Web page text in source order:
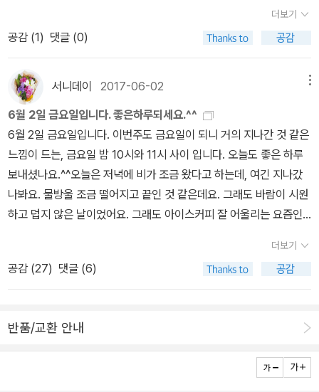
는 거라고. 매일 하루하루와 이별하는 거라고. 이제진짜 서른을 맞이
한 것이다.================================
====….시와 같은 영화 이야기도 소개를 많이 해주었단다. ‘마이 페
어 레이디’, ‘두근두근 내인생’, ‘사운드 오브 뮤직’, ‘클래식’, ‘인 타임’,
‘우아한세계’, ‘죽은 시인의 사회’… 이 책이 시에 관한 책이다 보니 ‘죽
은 시인의 사회’는 자세히 이야기해주었어. 아빠도 고등학교 때 이 영
화를 처음 보고나서 그 이후에도 서너 번은 더 본 것 같아. 참 재미있
는 영화였거든..너희들도 조금 더 크면 같이 이 영화를 한번 더 보자꾸
나. 이 영화에는 명대사가 많이 나오는데, 그 중에 가장 유명한 것은,
이제는 조금 식상하기까지 한 ‘카르페디엠(Carpe Diem)’이라는 라
틴어란다. 이 영화를이야기하면서 빼먹을 수 없는 말이야. 얼마 전에
읽은 <라틴어수업>이라는 책에서도 이 영화화 이 말에 대해서 이야
석에 오해의 소지가 있다면서 그 말의 어원을 설명해 주시기도 했어.
라틴어가나온다. 중세 기독교 시대를 지배했던 언어가 지상의 명령처
럼, 하나의성스러운 주문처럼 학생들에게 던져진다. 영화 속 한글 자
막은 한결같이 이 구절을 “현재를 즐겨라” 또는 “오늘을즐겨라”로 쓰
목구멍이 아닌귀로 들으려 애쓰는 자인 것은 분명하다. 그는 타인 대
신 아파하고, 신음해주고, 끙끙 앓는 소리로 간신히 침묵을 뚫고, 침묵
을 소리처럼흘리는 자이기 때문이다.시를 읽는 마음으로 타인의 목소
리를 읽고, 시인의 마음으로 자신의목소리를 읽는 것, 그리하여 오동
나무 소녀에게 목소리를 담아 주고, 엘리자의목소리에 힘을 실어 주
며, 인어 공주의 목소리를 회복해 주었으면 싶다.목소리에 힘을 실어
주며, 인어 공주의 목소리를 회복해 주었으면 싶다. 목소리를 회복해
주는 것, 그것이 이 불통의 시대에 우리가 살아가는태도이자 방식이
었으면 싶다. 목소리가 살아야 사람이 산다. 목소리는곧 그 사람이니
까.(80)내가 떠나보낸 것도 아닌데 내가 떠나온 것도 아닌데, 떠나간
사랑을한탄하는 듯하지만, 청춘의 세월이야말로 내가 잘못해 떠나가
다. 가는 세월, 가는 청춘과 더불어 조금씩 잊혀 가는 것이 인생임을
을 맞이한 것이다.(85)원숙하면 곧 썩기 일수다. 그러나 썩지 않으려
면 원숙함의 반대 길로가야 한다. 나이 먹었다고 달관하고 도통한 척
하지 말고, 아이가되어야 한다. 서른이 아니라 마흔, 쉰이 넘어도 어린
더보기
공감 (1) 댓글 (0)
서니데이 2017-06-02
6월 2일 금요일입니다. 좋은하루되세요.^^
6월 2일 금요일입니다. 이번주도 금요일이 되니 거의 지나간 것 같은
느낌이 드는, 금요일 밤 10시와 11시 사이 입니다. 오늘도 좋은 하루
보내셨나요.^^오늘은 저녁에 비가 조금 왔다고 하는데, 여긴 지나갔
나봐요. 물방울 조금 떨어지고 끝인 것 같은데요. 그래도 바람이 시원
하고 덥지 않은 날이었어요. 그래도 아이스커피 잘 어울리는 요즘인
합니다. 다행히 오늘 새벽에 진화가 되었다는 뉴스 보았습니다. 가까
이 사시는 분들은 지난밤에 많이 놀라셨겠어요. 요즘 날씨가 많이 건
조해서 비가 조금이라도 왔으면 좋겠다는 생각을 지난밤에는 했습니
다. 그래도 지금까지 꾸준히 해왔으니 그대로 하는 게 좋을 것 같은 생
더보기
공감 (27) 댓글 (6)
반품/교환 안내